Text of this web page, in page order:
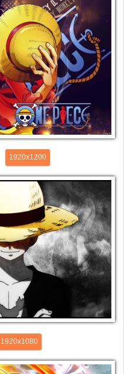
1920x1200
1920x1080